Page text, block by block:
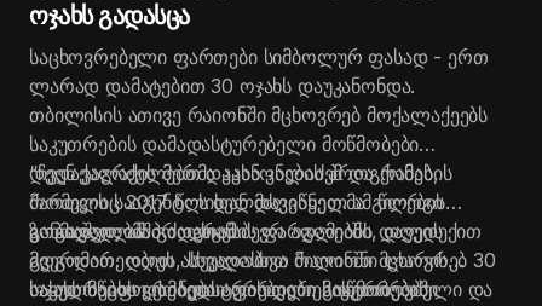
ოჯახს გადასცა
საცხოვრებელი ფართები სიმბოლურ ფასად - ერთ
ლარად დამატებით 30 ოჯახს დაუკანონდა.
თბილისის ათივე რაიონში მცხოვრებ მოქალაქეებს
საკუთრების დამადასტურებელი მოწმობები
დედაქალაქის მერმა კახა კალაძემ და ქონების
მართვის სააგენტოს ხელმძღვანელმა გიორგი
კობიაშვილმა გადასცეს.
“ჩვენ ვაგრძელებთ დაკანონების პროგრამას,
რომელიც 2017 წლიდან დავიწყეთ. ამ წლების
განმავლობაში ძალიან ბევრ ადამიანს დავუდექით
გვერდით. დღეს, სხვადასხვა რაიონში მცხოვრებ 30
ოჯახს საცხოვრებელი ფართები საკუთრებაში
ზოგადად, ამ პროგრამის ფარგლებში, დღეის
მდგომარეობით ასეულობით მილიონი ლარის
სახელმწიფო ქონება არის დარეგისტრირებული და
საკუთრების დამადასტურებელი მოწმობების